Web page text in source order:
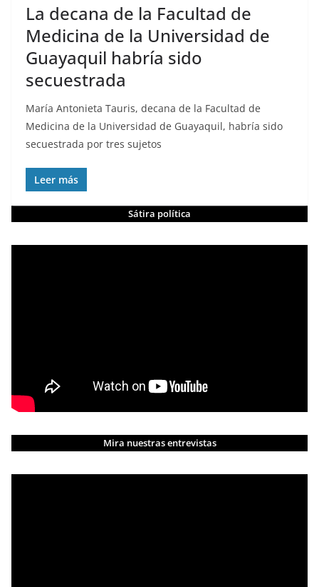
La decana de la Facultad de
Medicina de la Universidad de
Guayaquil habría sido
secuestrada
María Antonieta Tauris, decana de la Facultad de
Medicina de la Universidad de Guayaquil, habría sido
secuestrada por tres sujetos
Leer más
Sátira política
Mira nuestras entrevistas